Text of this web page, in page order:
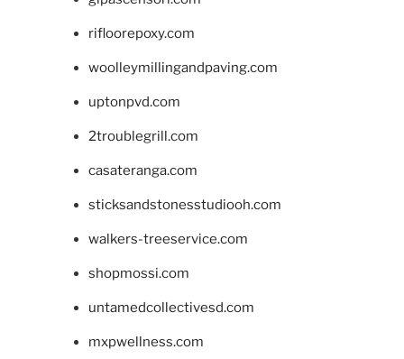
rifloorepoxy.com
woolleymillingandpaving.com
uptonpvd.com
2troublegrill.com
casateranga.com
sticksandstonesstudiooh.com
walkers-treeservice.com
shopmossi.com
untamedcollectivesd.com
mxpwellness.com